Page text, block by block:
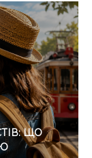
ЩО